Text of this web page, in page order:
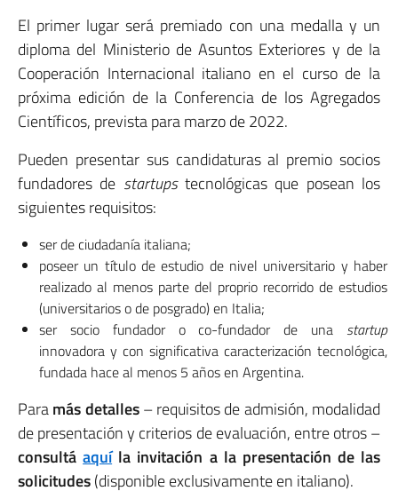
El primer lugar será premiado con una medalla y un
diploma del Ministerio de Asuntos Exteriores y de la
Cooperación Internacional italiano en el curso de la
próxima edición de la Conferencia de los Agregados
Científicos, prevista para marzo de 2022.
Pueden presentar sus candidaturas al premio socios
fundadores de startupstecnológicas que posean los
siguientes requisitos:
ser de ciudadanía italiana;
poseer un título de estudio de nivel universitario y haber
realizado al menos parte del proprio recorrido de estudios
(universitarios o de posgrado) en Italia;
ser socio fundador o co-fundador de una startup
innovadora y con significativa caracterización tecnológica,
fundada hace al menos 5 años en Argentina.
Paramás detalles– requisitos de admisión, modalidad
de presentación y criterios de evaluación, entre otros –
consultáaquíla invitación a la presentación de las
solicitudes(disponible exclusivamente en italiano).